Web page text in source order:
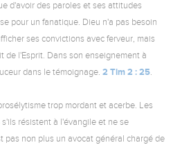
d'avoir des paroles et ses attitudes
pour un fanatique. Dieu n'a pas besoin
ses convictions avec ferveur, mais
de l'Esprit. Dans son enseignement à
dans le témoignage. 2 Tim 2 : 25.
trop mordant et acerbe. Les
résistent à l'évangile et ne se
pas non plus un avocat général chargé de